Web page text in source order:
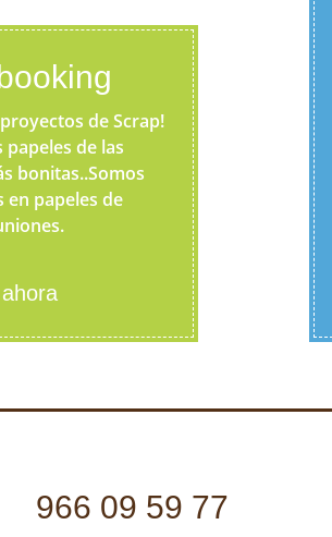
de Scrap!
papeles de las
bonitas..Somos
en papeles de
966 09 59 77